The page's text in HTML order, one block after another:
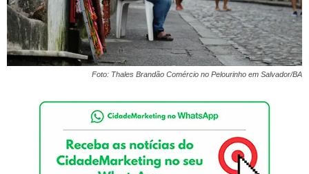
Foto: Thales Brandão Comércio no Pelourinho em Salvador/BA